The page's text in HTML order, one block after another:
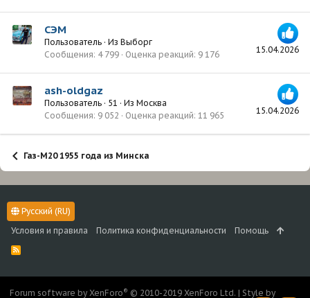
15.04.2026
СЭМ
Пользователь · Из Выборг
Сообщения 4 799 Оценка реакций 9 176
15.04.2026
ash-oldgaz
Пользователь · 51 · Из Москва
Сообщения 9 052 Оценка реакций 11 965
Газ-М20 1955 года из Минска
Русский (RU)
Условия и правила
Политика конфиденциальности Помощь
R
S
Forum software by XenForo® © 2010-2019 XenForo Ltd. | Style by